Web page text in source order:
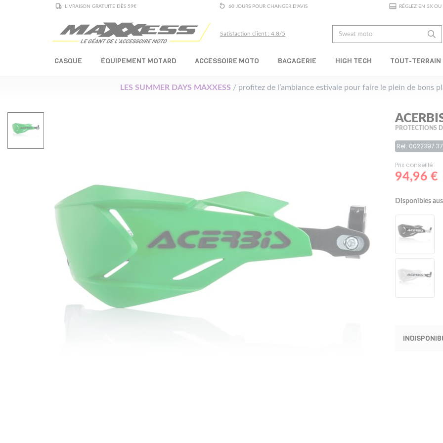
LIVRAISON GRATUITE DÈS 59€ 60 JOURS POUR CHANGER D'AVIS RÉGLEZ EN 3X
Satisfaction client : 4.8/5
CASQUE ÉQUIPEMENT MOTARD ACCESSOIRE MOTO BAGAGERIE HIGH TECH TOUT-TERRAIN
LES SUMMER DAYS MAXXESS / profitez de l’ambiance estivale pour faire le plein de bons
PROTECTIONS
Ref:
Prix conseillé :
94,96 €
Disponibles